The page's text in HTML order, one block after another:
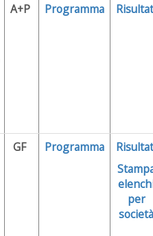
A+P Programma
GF Programma
per
società